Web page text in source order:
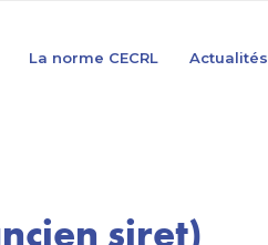
La norme CECRL Actualités
siret)